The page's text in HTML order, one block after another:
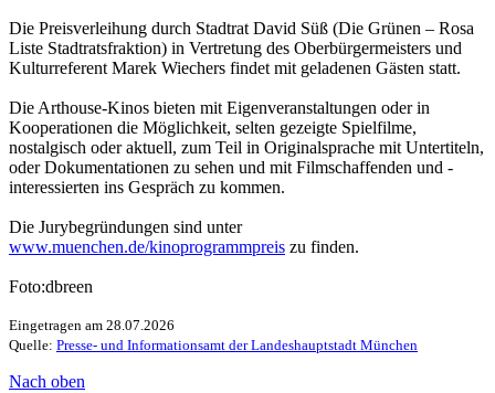
Die Preisverleihung durch Stadtrat David Süß (Die Grünen – Rosa
Liste Stadtratsfraktion) in Vertretung des Oberbürgermeisters und
Kulturreferent Marek Wiechers findet mit geladenen Gästen statt.
Die Arthouse-Kinos bieten mit Eigenveranstaltungen oder in
Kooperationen die Möglichkeit, selten gezeigte Spielfilme,
nostalgisch oder aktuell, zum Teil in Originalsprache mit Untertiteln,
oder Dokumentationen zu sehen und mit Filmschaffenden und -
interessierten ins Gespräch zu kommen.
Die Jurybegründungen sind unter
www.muenchen.de/kinoprogrammpreis zu finden.
Foto:dbreen
Eingetragen am 28.07.2026
Quelle: Presse- und Informationsamt der Landeshauptstadt München
Nach oben